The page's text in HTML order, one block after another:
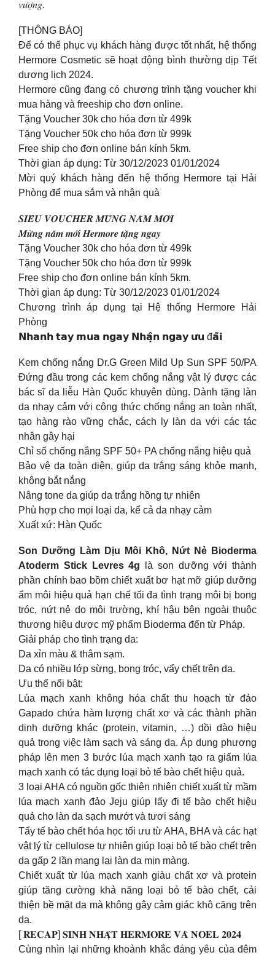
𝑣𝑢̛𝑜̛̣𝑛𝑔.
[THÔNG BÁO]
Để có thể phục vụ khách hàng được tốt nhất, hệ thống
Hermore Cosmetic sẽ hoạt động bình thường dịp Tết
dương lịch 2024.
Hermore cũng đang có chương trình tặng voucher khi
mua hàng và freeship cho đơn online.
Tặng Voucher 30k cho hóa đơn từ 499k
Tặng Voucher 50k cho hóa đơn từ 999k
Free ship cho đơn online bán kính 5km.
Thời gian áp dụng: Từ 30/12/2023 01/01/2024
Mời quý khách hàng đến hệ thống Hermore tại Hải
Phòng để mua sắm và nhận quà
𝑺𝑰𝑬̂𝑼 𝑽𝑶𝑼𝑪𝑯𝑬𝑹 𝑴𝑼̛̀𝑵𝑮 𝑵𝑨̆𝑴 𝑴𝑶̛́𝑰
𝑴𝒖̛̀𝒏𝒈 𝒏𝒂̆𝒎 𝒎𝒐̛́𝒊 𝑯𝒆𝒓𝒎𝒐𝒓𝒆 𝒕𝒂̣̆𝒏𝒈 𝒏𝒈𝒂𝒚
Tặng Voucher 30k cho hóa đơn từ 499k
Tặng Voucher 50k cho hóa đơn từ 999k
Free ship cho đơn online bán kính 5km.
Thời gian áp dụng: Từ 30/12/2023 01/01/2024
Chương trình áp dụng tại Hệ thống Hermore Hải
Phòng
𝗡𝗵𝗮𝗻𝗵 𝘁𝗮𝘆 𝗺𝘂𝗮 𝗻𝗴𝗮𝘆 𝗡𝗵𝗮̣̂𝗻 𝗻𝗴𝗮𝘆 𝘂̛𝘂 đ𝗮̃𝗶
Kem chống nắng Dr.G Green Mild Up Sun SPF 50/PA
Đứng đầu trong các kem chống nắng vật lý được các
bác sĩ da liễu Hàn Quốc khuyên dùng. Dành tặng làn
da nhạy cảm với công thức chống nắng an toàn nhất,
tạo hàng rào vững chắc, cách ly làn da với các tác
nhân gây hại
Chỉ số chống nắng SPF 50+ PA chống nắng hiệu quả
Bảo vệ da toàn diện, giúp da trắng sáng khỏe mạnh,
không bắt nắng
Nâng tone da giúp da trắng hồng tự nhiên
Phù hợp cho mọi loại da, kể cả da nhạy cảm
Xuất xứ: Hàn Quốc
Son Dưỡng Làm Dịu Môi Khô, Nứt Nẻ Bioderma
Atoderm Stick Levres 4g là son dưỡng với thành
phần chính bao bồm chiết xuất bơ hạt mỡ giúp dưỡng
ẩm môi hiệu quả hạn chế tối đa tình trạng môi bị bong
tróc, nứt nẻ do môi trường, khí hậu bên ngoài thuộc
thương hiệu dược mỹ phẩm Bioderma đến từ Pháp.
Giải pháp cho tình trạng da:
Da xỉn màu & thâm sạm.
Da có nhiều lớp sừng, bong tróc, vẩy chết trên da.
Ưu thế nổi bật:
Lúa mạch xanh không hóa chất thu hoạch từ đảo
Gapado chứa hàm lượng chất xơ và các thành phần
dinh dưỡng khác (protein, vitamin, …) dồi dào hiệu
quả trong việc làm sạch và sáng da. Áp dụng phương
pháp lên men 3 bước lúa mạch xanh tạo ra giấm lúa
mạch xanh có tác dụng loại bỏ tế bào chết hiệu quả.
3 loại AHA có nguồn gốc thiên nhiên chiết xuất từ mầm
lúa mạch xanh đảo Jeju giúp lấy đi tế bào chết hiệu
quả cho làn da sạch mướt và tươi sáng
Tẩy tế bào chết hóa học tối ưu từ AHA, BHA và các hạt
vật lý từ cellulose tự nhiên giúp loại bỏ tế bào chết trên
da gấp 2 lần mang lại làn da mịn màng.
Chiết xuất từ lúa mạch xanh giàu chất xơ và protein
giúp tăng cường khả năng loại bỏ tế bào chết, cải
thiện bề mặt da mà không gây cảm giác khô căng trên
da.
[ 𝐑𝐄𝐂𝐀𝐏] 𝐒𝐈𝐍𝐇 𝐍𝐇𝐀̣̂𝐓 𝐇𝐄𝐑𝐌𝐎𝐑𝐄 𝐕𝐀̀ 𝐍𝐎𝐄𝐋 𝟐𝟎𝟐𝟒
Cùng nhìn lại những khoảnh khắc đáng yêu của đêm